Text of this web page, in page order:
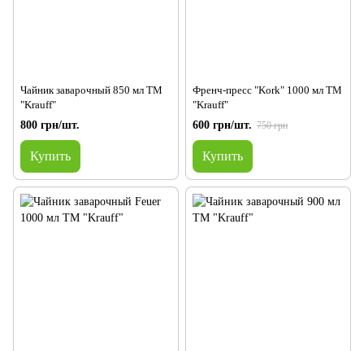
Чайник заварочный 850 мл ТМ
"Krauff"
800 грн/шт.
Купить
Френч-пресс "Kork" 1000 мл ТМ
"Krauff"
600 грн/шт. 750 грн
Купить